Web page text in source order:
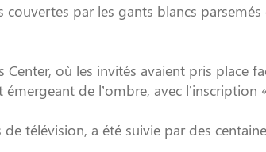
par les gants blancs parsemés
où les invités avaient pris place
de l’ombre, avec l’inscription
télévision, a été suivie par des